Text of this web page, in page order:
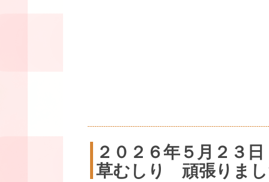
２０２６年５月２３日
草むしり 頑張りま